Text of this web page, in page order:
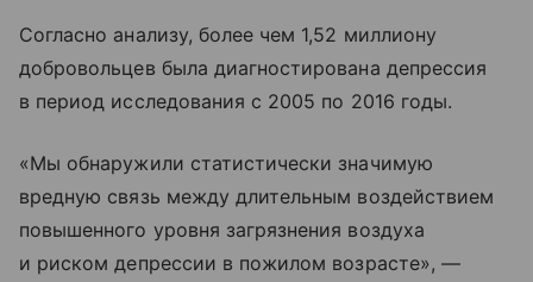
Согласно анализу, более чем 1,52 миллиону
добровольцев была диагностирована депрессия
в период исследования с 2005 по 2016 годы.
«Мы обнаружили статистически значимую
вредную связь между длительным воздействием
повышенного уровня загрязнения воздуха
и риском депрессии в пожилом возрасте», —